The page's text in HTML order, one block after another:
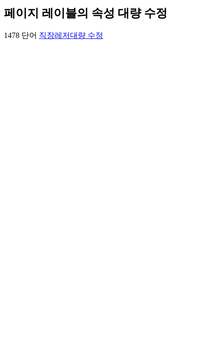
페이지 레이블의 속성 대량 수정
1478 단어 직장레저대량 수정